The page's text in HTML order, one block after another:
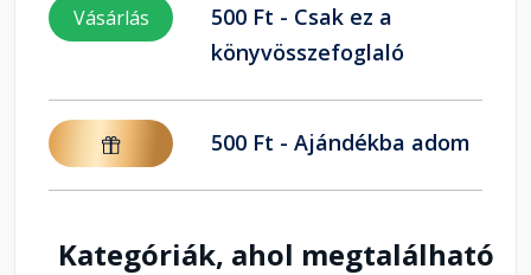
Vásárlás
500 Ft - Csak ez a
könyvösszefoglaló
500 Ft - Ajándékba adom
Kategóriák, ahol megtalálható